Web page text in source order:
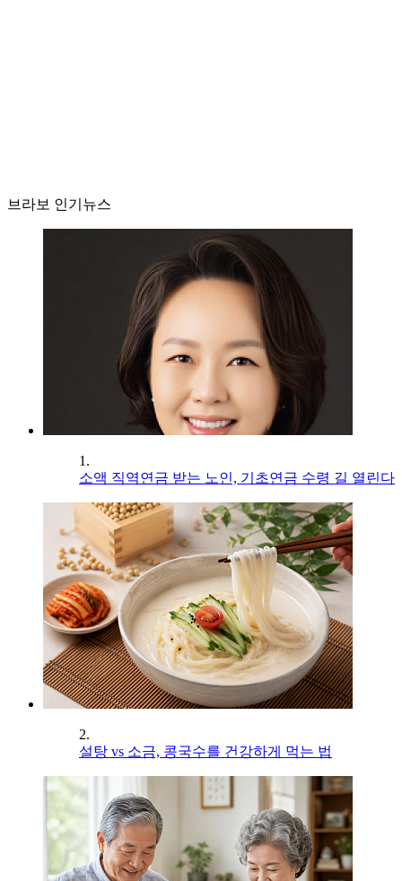
브라보 인기뉴스
1.
소액 직역연금 받는 노인, 기초연금 수령 길 열린다
2.
설탕 vs 소금, 콩국수를 건강하게 먹는 법